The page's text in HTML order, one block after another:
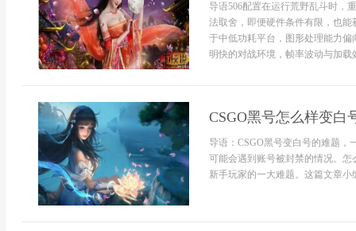
导语506配置在运行荒野乱斗时，
法取舍，即便硬件条件有限，也能
于中低功耗平台，图形处理能力
明快的对战环境，帧率波动与加
CSGO黑号怎么样变白
导语：CSGO黑号变白号的难题，
可能会遇到账号被封禁的情况。
新手玩家的一大难题。这篇文章